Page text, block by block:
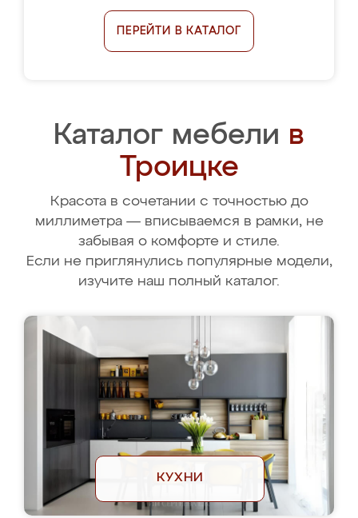
ПЕРЕЙТИ В КАТАЛОГ
Каталог мебели в
Троицке
Красота в сочетании с точностью до
миллиметра — вписываемся в рамки, не
забывая о комфорте и стиле.
Если не приглянулись популярные модели,
изучите наш полный каталог.
КУХНИ